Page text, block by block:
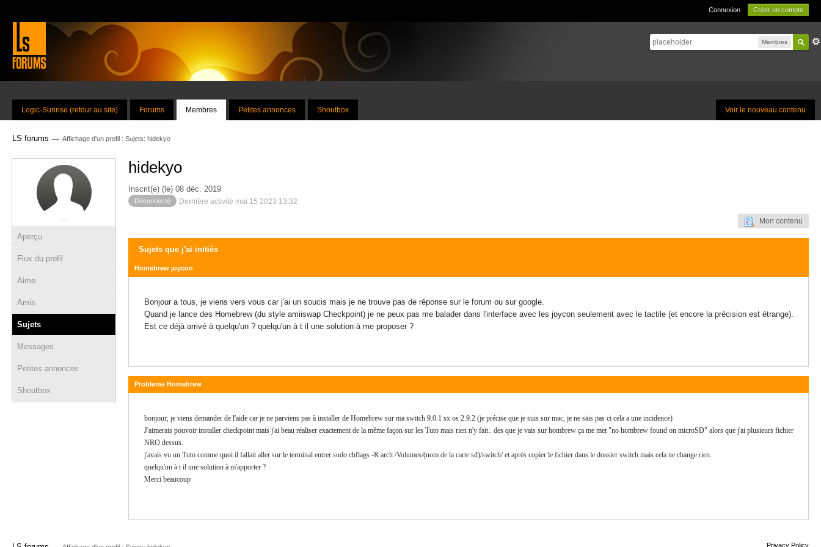
Connexion Créer un compte
Membres
Voir le nouveau contenu
Logic-Sunrise (retour au site) Forums Membres Petites annonces Shoutbox
LS forums → Affichage d'un profil : Sujets: hidekyo
Aperçu
Flux du profil
Aime
Amis
Sujets
Messages
Petites annonces
Shoutbox
hidekyo
Inscrit(e) (le) 08 déc. 2019
Déconnecté Dernière activité mai 15 2023 13:32
Mon contenu
Sujets que j'ai initiés
Homebrew joycon
Bonjour a tous, je viens vers vous car j'ai un soucis mais je ne trouve pas de réponse sur le forum ou sur google.
Quand je lance des Homebrew (du style amiiswap Checkpoint) je ne peux pas me balader dans l'interface avec les joycon seulement avec le tactile (et encore la précision est étrange).
Est ce déjà arrivé à quelqu'un ? quelqu'un à t il une solution à me proposer ?
Probleme Homebrew
bonjour, je viens demander de l'aide car je ne parviens pas à installer de Homebrew sur ma switch 9.0.1 sx os 2.9.2 (je précise que je suis sur mac, je ne sais pas ci cela a une incidence)
J'aimerais pouvoir installer checkpoint mais j'ai beau réaliser exactement de la même façon sur les Tuto mais rien n'y fait.. des que je vais sur hombrew ça me met "no hombrew found on microSD" alors que j'ai plusieurs fichier
NRO dessus.
j'avais vu un Tuto comme quoi il fallait aller sur le terminal entrer sudo chflags -R arch /Volumes/(nom de la carte sd)/switch/ et après copier le fichier dans le dossier switch mais cela ne change rien.
quelqu'un à t il une solution à m'apporter ?
Merci beaucoup
Privacy Policy